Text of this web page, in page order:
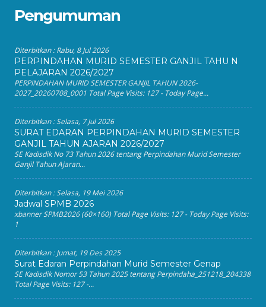
Pengumuman
Diterbitkan :Rabu, 8 Jul 2026
PERPINDAHAN MURID SEMESTER GANJIL TAHU N
PELAJARAN 2026/2027
PERPINDAHAN MURID SEMESTER GANJIL TAHUN 2026-
2027_20260708_0001 Total Page Visits: 127 - Today Page...
Diterbitkan :Selasa, 7 Jul 2026
SURAT EDARAN PERPINDAHAN MURID SEMESTER
GANJIL TAHUN AJARAN 2026/2027
SE Kadisdik No 73 Tahun 2026 tentang Perpindahan Murid Semester
Ganjil Tahun Ajaran...
Diterbitkan :Selasa, 19 Mei 2026
Jadwal SPMB 2026
xbanner SPMB2026 (60×160) Total Page Visits: 127 - Today Page Visits:
1
Diterbitkan :Jumat, 19 Des 2025
Surat Edaran Perpindahan Murid Semester Genap
SE Kadisdik Nomor 53 Tahun 2025 tentang Perpindaha_251218_204338
Total Page Visits: 127 -...